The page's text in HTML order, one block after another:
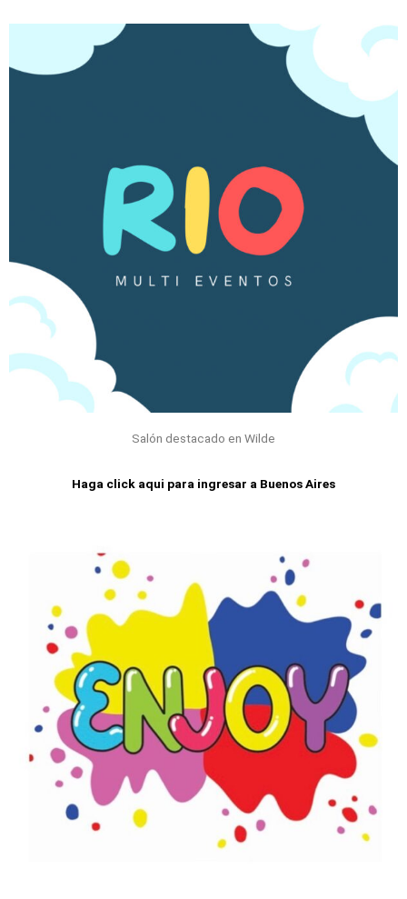
Salón destacado en Wilde
Haga click aqui para ingresar a Buenos Aires